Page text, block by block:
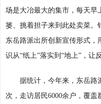
场是大冶最大的集市，每天早
篓、挑着担子来到此处卖菜。
东岳路派出所创新宣传形式，
识从“纸上”落实到“地上”，让
据统计，今年来，东岳路
次，走访居民6000余户，覆